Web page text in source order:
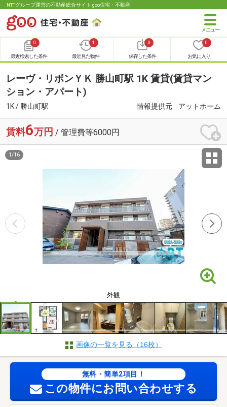
NTTグループ運営の不動産総合サイト goo住宅・不動産
0
最近検索した条件
1
最近見た物件
0
保存した条件
0
お気に入り
レーヴ・リボンＹＫ 勝山町駅 1K 賃貸(賃貸マン
ション・アパート)
1K / 勝山町駅 情報提供元 アットホーム
賃料6万円 / 管理費等6000円
外観
1 /16
画像の一覧を見る（16枚）
無料・簡単2項目！
この物件にお問い合わせする